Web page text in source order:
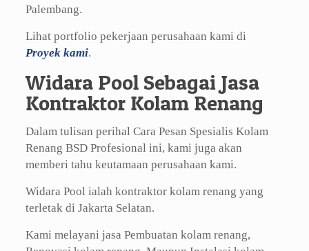
Palembang.
Lihat portfolio pekerjaan perusahaan kami di
Proyek kami.
Widara Pool Sebagai Jasa
Kontraktor Kolam Renang
Dalam tulisan perihal Cara Pesan Spesialis Kolam
Renang BSD Profesional ini, kami juga akan
memberi tahu keutamaan perusahaan kami.
Widara Pool ialah kontraktor kolam renang yang
terletak di Jakarta Selatan.
Kami melayani jasa Pembuatan kolam renang,